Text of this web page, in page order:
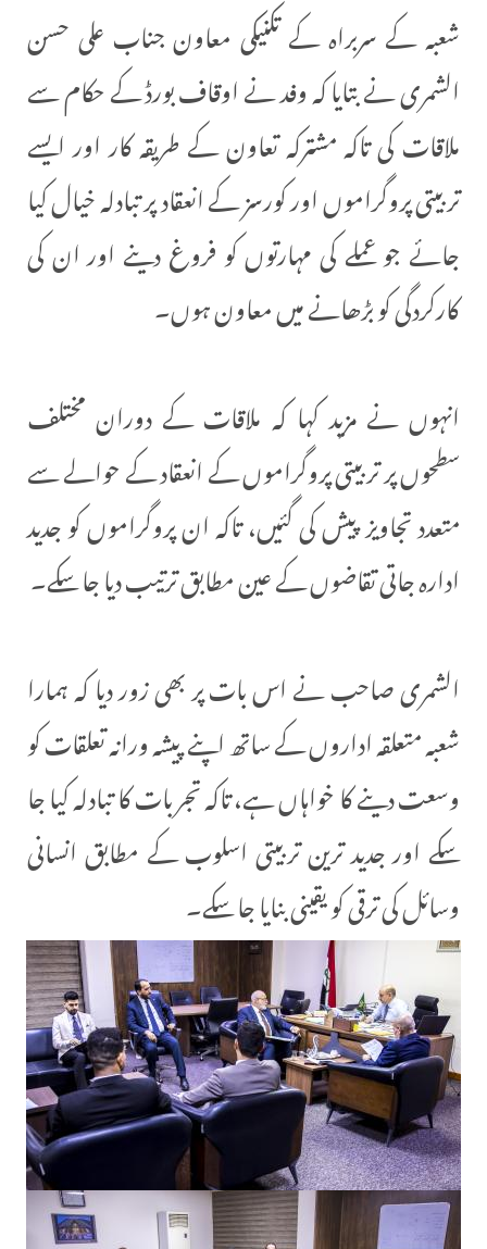
شعبہ کے سربراہ کے تکنیکی معاون جناب علی حسن
الشمری نے بتایا کہ وفد نے اوقاف بورڈ کے حکام سے
ملاقات کی تاکہ مشترکہ تعاون کے طریقہ کار اور ایسے
تربیتی پروگراموں اور کورسز کے انعقاد پر تبادلہ خیال کیا
جائے جو عملے کی مہارتوں کو فروغ دینے اور ان کی
کارکردگی کو بڑھانے میں معاون ہوں۔
انہوں نے مزید کہا کہ ملاقات کے دوران مختلف
سطحوں پر تربیتی پروگراموں کے انعقاد کے حوالے سے
متعدد تجاویز پیش کی گئیں، تاکہ ان پروگراموں کو جدید
ادارہ جاتی تقاضوں کے عین مطابق ترتیب دیا جا سکے۔
الشمری صاحب نے اس بات پر بھی زور دیا کہ ہمارا
شعبہ متعلقہ اداروں کے ساتھ اپنے پیشہ ورانہ تعلقات کو
وسعت دینے کا خواہاں ہے، تاکہ تجربات کا تبادلہ کیا جا
سکے اور جدید ترین تربیتی اسلوب کے مطابق انسانی
وسائل کی ترقی کو یقینی بنایا جا سکے۔